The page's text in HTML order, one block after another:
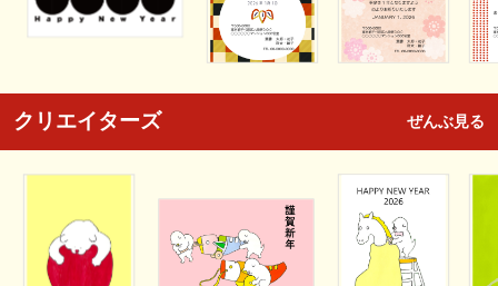
クリエイターズ ぜんぶ見る